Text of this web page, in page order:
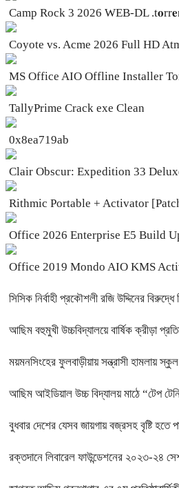
Camp Rock 3 2026 WEB-DL
Coyote vs. Acme 2026 Full HD
MS Office AIO Offline Installer
TallyPrime Crack exe Clean
0x8ea719ab
Clair Obscur: Expedition 33
Rithmic Portable + Activator
Office 2026 Enterprise E5 Build
Office 2019 Mondo AIO KMS
সিসিক নির্বাহী প্রকৌশলী রজি উদ্দিনের
আছিম বহুমুখী উচ্চবিদ্যালয়ে বার্ষিক ক্রীড়া
ময়মনসিংহের ফুলবাড়ীয়ায় সন্ত্রাসী হামলায়
আছিম আইডিয়াল উচ্চ বিদ্যালয় মাঠে “টেপ
বুধবার দেশের যেসব জায়গায় বজ্রসহ বৃষ্টি হতে
রক্তদানে লিবারেল ফাউন্ডেশনের ২০২৩-২৪